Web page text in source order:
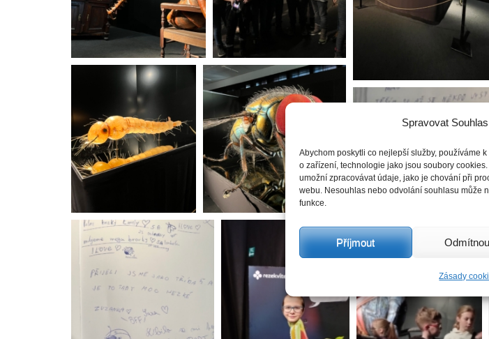
Spravovat
Abychom poskytli co nejlepší služby, používáme
o zařízení, technologie jako jsou soubory
umožní zpracovávat údaje, jako je chování při
webu. Nesouhlas nebo odvolání souhlasu může
funkce.
Příjmout
Zásady